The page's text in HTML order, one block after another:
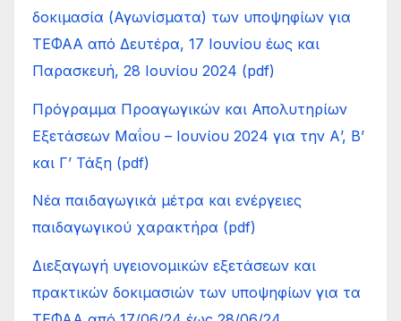
δοκιμασία (Αγωνίσματα) των υποψηφίων για
ΤΕΦΑΑ από Δευτέρα, 17 Ιουνίου έως και
Παρασκευή, 28 Ιουνίου 2024 (pdf)
Πρόγραμμα Προαγωγικών και Απολυτηρίων
Εξετάσεων Μαΐου – Ιουνίου 2024 για την Α’, Β’
και Γ’ Τάξη (pdf)
Νέα παιδαγωγικά μέτρα και ενέργειες
παιδαγωγικού χαρακτήρα (pdf)
Διεξαγωγή υγειονομικών εξετάσεων και
πρακτικών δοκιμασιών των υποψηφίων για τα